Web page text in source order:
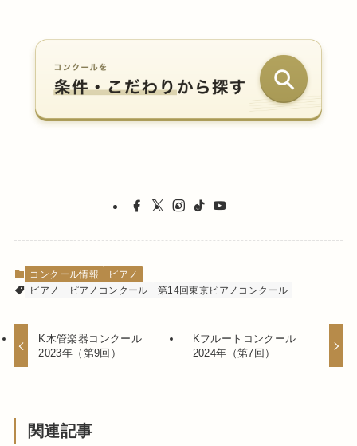
コンクール情報
ピアノ
ピアノ
ピアノコンクール 第14回東京ピアノコンクール
K木管楽器コンクール
2023年（第9回）
Kフルートコンクール
2024年（第7回）
関連記事